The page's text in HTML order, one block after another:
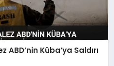
Küba’ya Saldırı